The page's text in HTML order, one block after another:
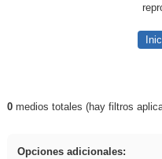
Resultados de:
0medios totales (hay filtros
Opciones adicionales: